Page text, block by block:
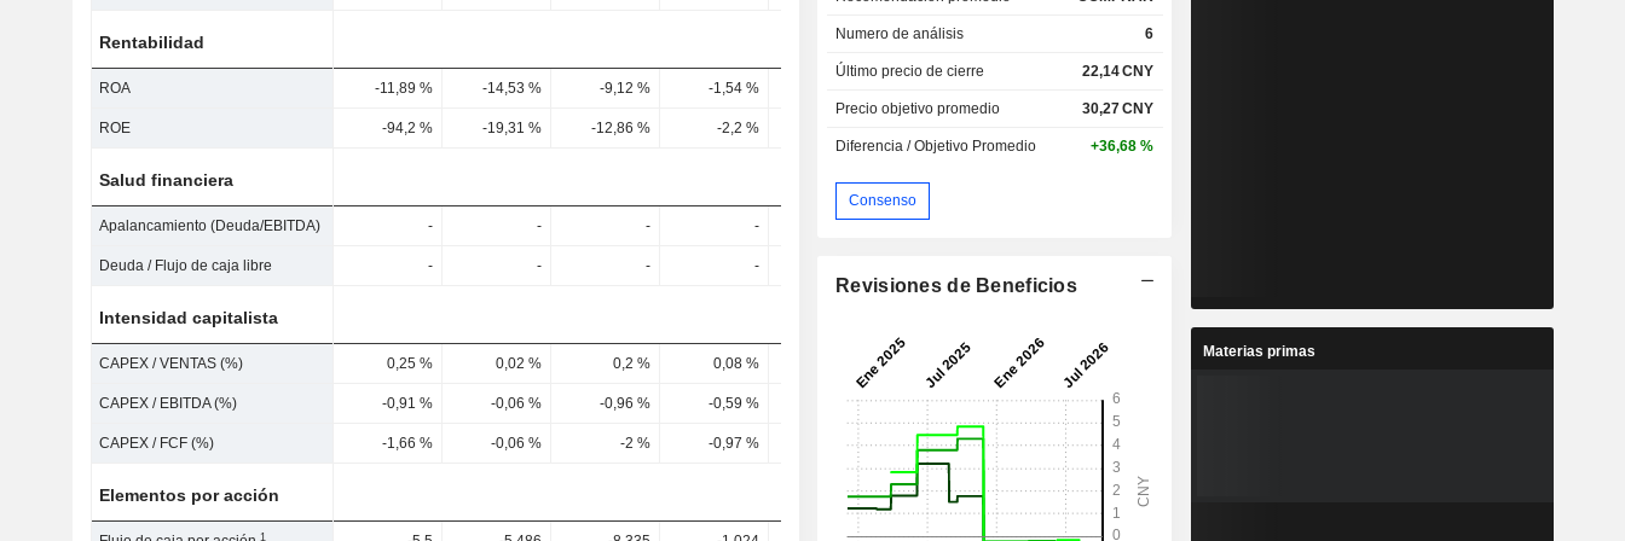
Rentabilidad
ROA -11,89 % -14,53 % -9,12 % -1,54 %
ROE -94,2 % -19,31 % -12,86 % -2,2 %
Salud financiera
Apalancamiento (Deuda/EBITDA) - - - -
Deuda / Flujo de caja libre - - - -
Intensidad capitalista
CAPEX / VENTAS (%) 0,25 % 0,02 % 0,2 % 0,08 % 1,73 % 1,21 %
CAPEX / EBITDA (%) -0,91 % -0,06 % -0,96 % -0,59 % -0,27 % -17,07 % -14,33 %
CAPEX / FCF (%) -1,66 % -0,06 % -2 % -0,97 % -0,36 % -52,08 % -1.257,05 %
Elementos por acción
1
Numero de análisis 6
Último precio de cierre 22,14CNY
Precio objetivo promedio 30,27CNY
Diferencia / Objetivo Promedio +36,68 %
Consenso
Revisiones de Beneficios
Materias primas